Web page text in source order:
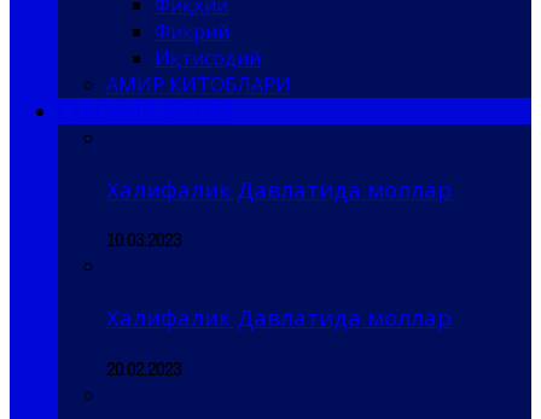
Фикрий
Иқтисодий
АМИР КИТОБЛАРИ
Халифалик Давлатида моллар
10.03.2023
Халифалик Давлатида моллар
20.02.2023